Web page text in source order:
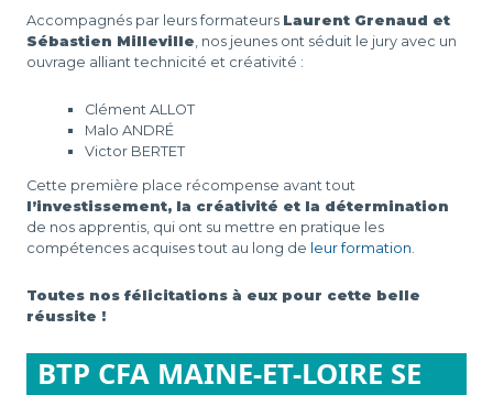
Accompagnés par leurs formateurs Laurent Grenaud et
Sébastien Milleville , nos jeunes ont séduit le jury avec un
ouvrage alliant technicité et créativité :
Clément ALLOT
Malo ANDRÉ
Victor BERTET
Cette première place récompense avant tout
l’investissement, la créativité et la détermination
de nos apprentis, qui ont su mettre en pratique les
compétences acquises tout au long de leur formation.
Toutes nos félicitations à eux pour cette belle
réussite !
BTP CFA MAINE-ET-LOIRE SE